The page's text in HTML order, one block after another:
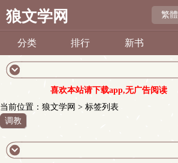
狼文学网 繁體
分类 排行 新书
喜欢本站请下载app,无广告阅读
当前位置： 狼文学网 > 标签列表
调教